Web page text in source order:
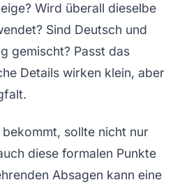
Wird überall dieselbe
Sind Deutsch und
gemischt? Passt das
Details wirken klein, aber
sollte nicht nur
diese formalen Punkte
Absagen kann eine